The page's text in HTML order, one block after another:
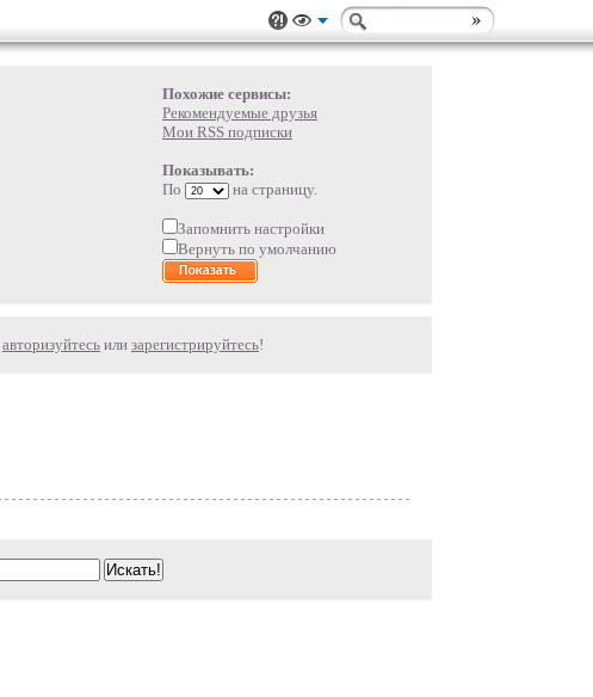
Похожие сервисы:
Рекомендуемые друзья
Мои RSS подписки
Показывать:
По
на страницу.
Запомнить настройки
Вернуть по умолчанию
авторизуйтесь или зарегистрируйтесь!